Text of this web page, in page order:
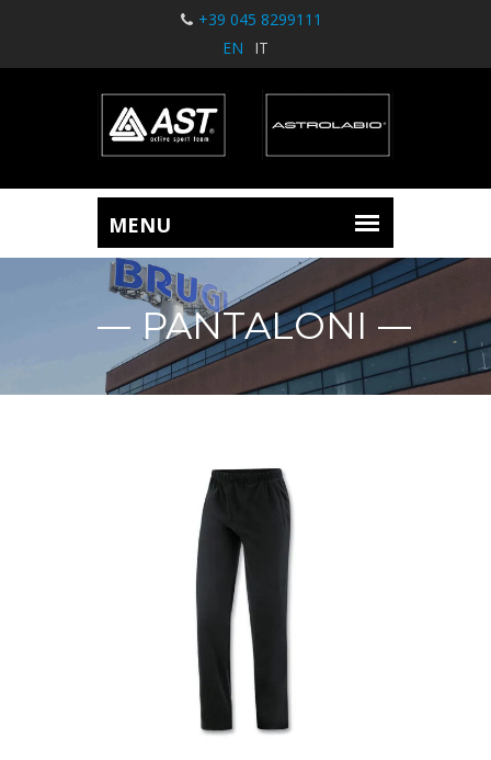
+39 045 8299111
EN
IT
PANTALONI